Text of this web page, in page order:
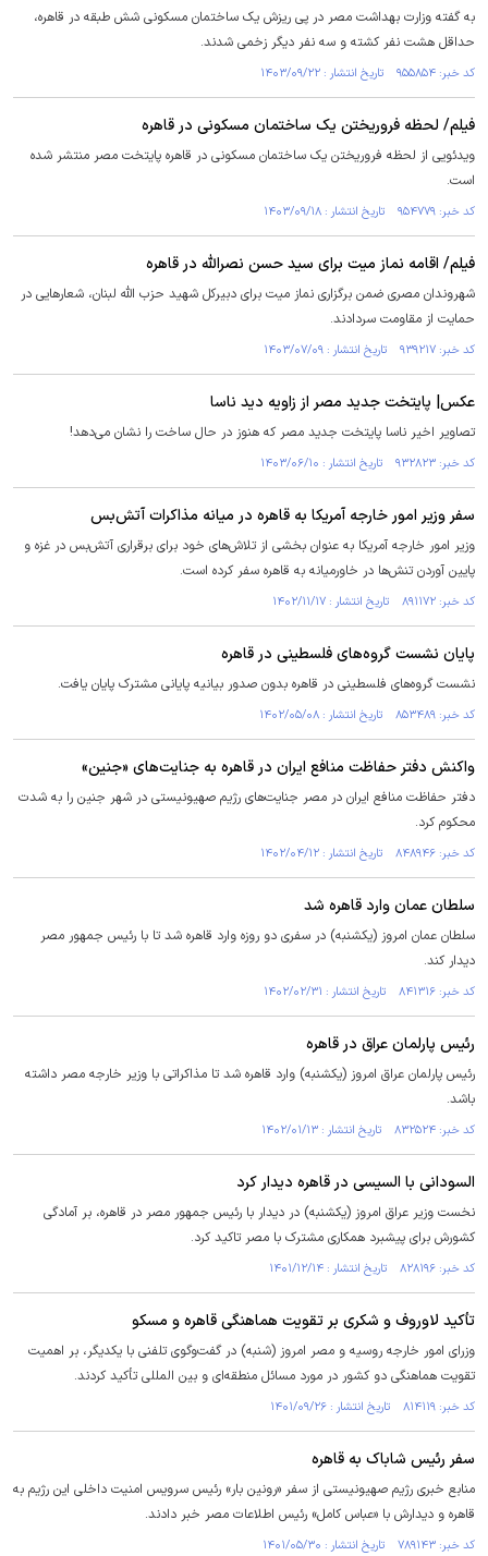
به گفته وزارت بهداشت مصر در پی ریزش یک ساختمان مسکونی شش طبقه در قاهره،
حداقل هشت نفر کشته و سه نفر دیگر زخمی شدند.
کد خبر: ۹۵۵۸۵۴ تاریخ انتشار : ۱۴۰۳/۰۹/۲۲
فیلم/ لحظه فروریختن یک ساختمان مسکونی در قاهره
ویدئویی از لحظه فروریختن یک ساختمان مسکونی در قاهره پایتخت مصر منتشر شده
است.
کد خبر: ۹۵۴۷۷۹ تاریخ انتشار : ۱۴۰۳/۰۹/۱۸
فیلم/ اقامه نماز میت برای سید حسن نصرالله در قاهره
شهروندان مصری ضمن برگزاری نماز میت برای دبیرکل شهید حزب الله لبنان، شعار‌هایی در
حمایت از مقاومت سردادند.
کد خبر: ۹۳۹۲۱۷ تاریخ انتشار : ۱۴۰۳/۰۷/۰۹
عکس‌| پایتخت جدید مصر از زاویه دید ناسا
تصاویر اخیر ناسا پایتخت جدید مصر که هنوز در حال ساخت را نشان می‌دهد!
کد خبر: ۹۳۲۸۲۳ تاریخ انتشار : ۱۴۰۳/۰۶/۱۰
سفر وزیر امور خارجه آمریکا به قاهره در میانه مذاکرات آتش‌بس
وزیر امور خارجه آمریکا به عنوان بخشی از تلاش‌های خود برای برقراری آتش‌بس در غزه و
پایین آوردن تنش‌ها در خاورمیانه به قاهره سفر کرده است.
کد خبر: ۸۹۱۱۷۲ تاریخ انتشار : ۱۴۰۲/۱۱/۱۷
پایان نشست گروه‌های فلسطینی در قاهره
نشست گروه‌های فلسطینی در قاهره بدون صدور بیانیه پایانی مشترک پایان یافت.
کد خبر: ۸۵۳۴۸۹ تاریخ انتشار : ۱۴۰۲/۰۵/۰۸
واکنش دفتر حفاظت منافع ایران در قاهره به جنایت‌های «جنین»
دفتر حفاظت منافع ایران در مصر جنایت‌های رژیم صهیونیستی در شهر جنین را به شدت
محکوم کرد.
کد خبر: ۸۴۸۹۴۶ تاریخ انتشار : ۱۴۰۲/۰۴/۱۲
سلطان عمان وارد قاهره شد
سلطان عمان امروز (یکشنبه) در سفری دو روزه وارد قاهره شد تا با رئیس جمهور مصر
دیدار کند.
کد خبر: ۸۴۱۳۱۶ تاریخ انتشار : ۱۴۰۲/۰۲/۳۱
رئیس پارلمان عراق در قاهره
رئیس پارلمان عراق امروز (یکشنبه) وارد قاهره شد تا مذاکراتی با وزیر خارجه مصر داشته
باشد.
کد خبر: ۸۳۲۵۲۴ تاریخ انتشار : ۱۴۰۲/۰۱/۱۳
السودانی با السیسی در قاهره دیدار کرد
نخست وزیر عراق امروز (یکشنبه) در دیدار با رئیس جمهور مصر در قاهره، بر آمادگی
کشورش برای پیشبرد همکاری مشترک با مصر تاکید کرد.
کد خبر: ۸۲۸۱۹۶ تاریخ انتشار : ۱۴۰۱/۱۲/۱۴
تأکید لاوروف و شکری بر تقویت هماهنگی قاهره و مسکو
وزرای امور خارجه روسیه و مصر امروز (شنبه) در گفت‌وگوی تلفنی با یکدیگر، بر اهمیت
تقویت هماهنگی دو کشور در مورد مسائل منطقه‌ای و بین المللی تأکید کردند.
کد خبر: ۸۱۴۱۱۹ تاریخ انتشار : ۱۴۰۱/۰۹/۲۶
سفر رئیس شاباک به قاهره
منابع خبری رژیم صهیونیستی از سفر «رونین بار» رئیس سرویس امنیت داخلی این رژیم به
قاهره و دیدارش با «عباس کامل» رئیس اطلاعات مصر خبر دادند.
کد خبر: ۷۸۹۱۴۳ تاریخ انتشار : ۱۴۰۱/۰۵/۳۰